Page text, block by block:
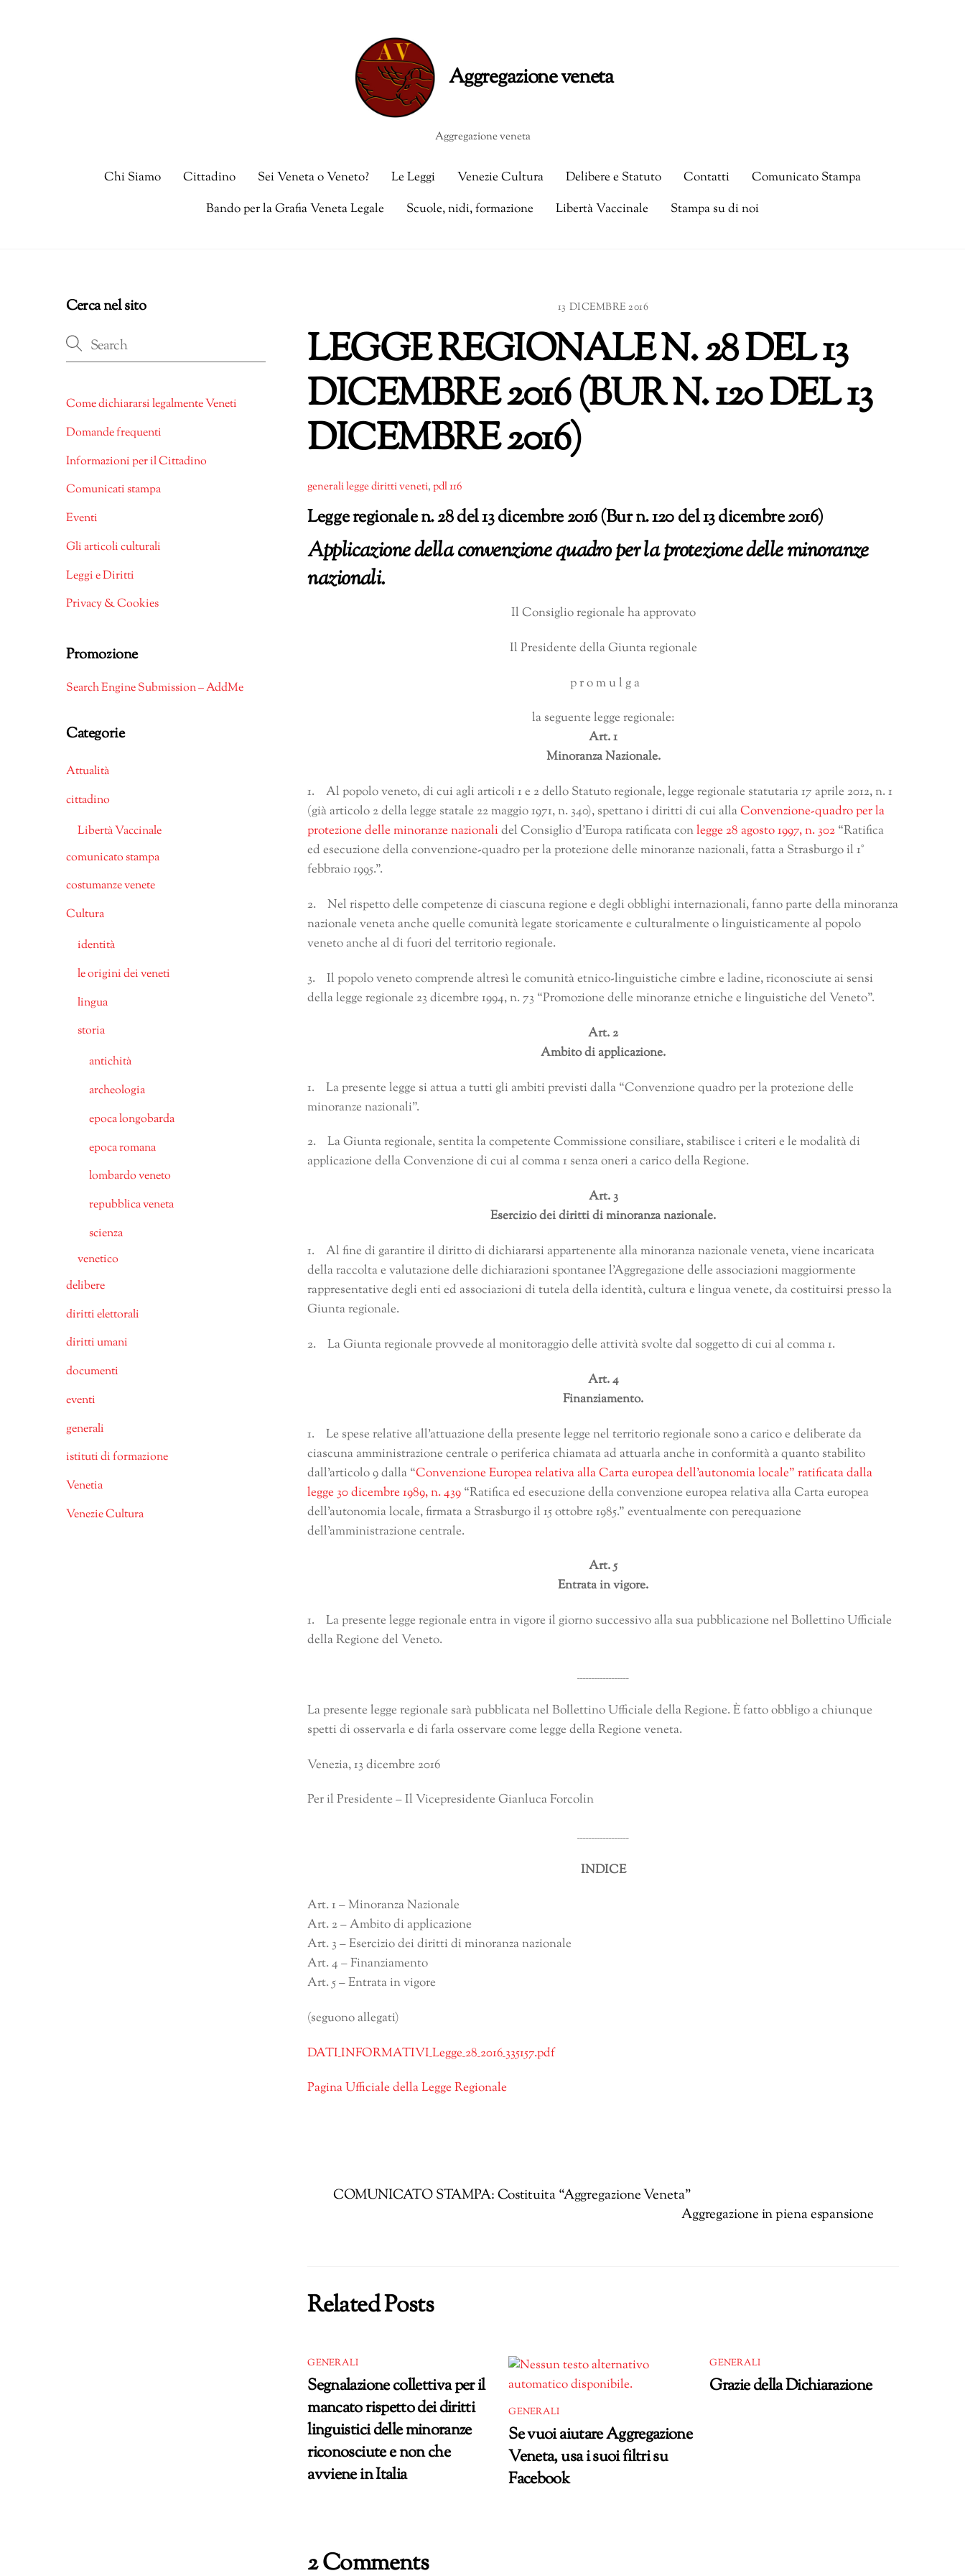
Aggregazione veneta
Chi Siamo Cittadino Sei Veneta o Veneto? Le Leggi Venezie Cultura Delibere e Statuto Contatti
Comunicato Stampa
Bando per la Grafia Veneta Legale
Scuole, nidi, formazione Libertà Vaccinale Stampa su di noi
13 DICEMBRE 2016
LEGGE REGIONALE N. 28 DEL 13
DICEMBRE 2016 (BUR N. 120 DEL 13
DICEMBRE 2016)
generalilegge diritti veneti,pdl 116
Legge regionale n. 28 del 13 dicembre 2016 (Bur n. 120 del 13 dicembre 2016)
Applicazione della convenzione quadro per la protezione delle minoranze
nazionali.
Il Consiglio regionale ha approvato
Il Presidente della Giunta regionale
p r o m u l g a
la seguente legge regionale:
Art. 1
Minoranza Nazionale.
1. Al popolo veneto, di cui agli articoli 1 e 2 dello Statuto regionale, legge regionale statutaria 17 aprile 2012, n. 1
(già articolo 2 della legge statale 22 maggio 1971, n. 340), spettano i diritti di cui allaConvenzione-quadro per la
protezione delle minoranze nazionalidel Consiglio d’Europa ratificata conlegge 28 agosto 1997, n. 302 “Ratifica
ed esecuzione della convenzione-quadro per la protezione delle minoranze nazionali, fatta a Strasburgo il 1°
febbraio 1995.”.
2. Nel rispetto delle competenze di ciascuna regione e degli obblighi internazionali, fanno parte della minoranza
nazionale veneta anche quelle comunità legate storicamente e culturalmente o linguisticamente al popolo
veneto anche al di fuori del territorio regionale.
3. Il popolo veneto comprende altresì le comunità etnico-linguistiche cimbre e ladine, riconosciute ai sensi
della legge regionale 23 dicembre 1994, n. 73 “Promozione delle minoranze etniche e linguistiche del Veneto”.
Art. 2
Ambito di applicazione.
1. La presente legge si attua a tutti gli ambiti previsti dalla “Convenzione quadro per la protezione delle
minoranze nazionali”.
2. La Giunta regionale, sentita la competente Commissione consiliare, stabilisce i criteri e le modalità di
applicazione della Convenzione di cui al comma 1 senza oneri a carico della Regione.
Art. 3
Esercizio dei diritti di minoranza nazionale.
1. Al fine di garantire il diritto di dichiararsi appartenente alla minoranza nazionale veneta, viene incaricata
della raccolta e valutazione delle dichiarazioni spontanee l’Aggregazione delle associazioni maggiormente
rappresentative degli enti ed associazioni di tutela della identità, cultura e lingua venete, da costituirsi presso la
Giunta regionale.
2. La Giunta regionale provvede al monitoraggio delle attività svolte dal soggetto di cui al comma 1.
Art. 4
Finanziamento.
1. Le spese relative all’attuazione della presente legge nel territorio regionale sono a carico e deliberate da
ciascuna amministrazione centrale o periferica chiamata ad attuarla anche in conformità a quanto stabilito
dall’articolo 9 dalla “Convenzione Europea relativa alla Carta europea dell’autonomia locale” ratificata dalla
legge 30 dicembre 1989, n. 439 “Ratifica ed esecuzione della convenzione europea relativa alla Carta europea
dell’autonomia locale, firmata a Strasburgo il 15 ottobre 1985.” eventualmente con perequazione
dell’amministrazione centrale.
Art. 5
Entrata in vigore.
1. La presente legge regionale entra in vigore il giorno successivo alla sua pubblicazione nel Bollettino Ufficiale
della Regione del Veneto.
__________________
La presente legge regionale sarà pubblicata nel Bollettino Ufficiale della Regione. È fatto obbligo a chiunque
spetti di osservarla e di farla osservare come legge della Regione veneta.
Venezia, 13 dicembre 2016
Per il Presidente – Il Vicepresidente Gianluca Forcolin
__________________
INDICE
Art. 1 – Minoranza Nazionale
Art. 2 – Ambito di applicazione
Art. 3 – Esercizio dei diritti di minoranza nazionale
Art. 4 – Finanziamento
Art. 5 – Entrata in vigore
(seguono allegati)
DATI_INFORMATIVI_Legge_28_2016_335157.pdf
Pagina Ufficiale della Legge Regionale
COMUNICATO STAMPA: Costituita “Aggregazione Veneta”
Aggregazione in piena espansione
Related Posts
GENERALI
Segnalazione collettiva per il
mancato rispetto dei diritti
linguistici delle minoranze
riconosciute e non che
avviene in Italia
GENERALI
Se vuoi aiutare Aggregazione
Veneta, usa i suoi filtri su
Facebook
GENERALI
Grazie della Dichiarazione
2 Comments
Cerca nel sito
Come dichiararsi legalmente Veneti
Domande frequenti
Informazioni per il Cittadino
Comunicati stampa
Eventi
Gli articoli culturali
Leggi e Diritti
Privacy & Cookies
Promozione
Search Engine Submission – AddMe
Categorie
Attualità
cittadino
Libertà Vaccinale
comunicato stampa
costumanze venete
Cultura
identità
le origini dei veneti
lingua
storia
antichità
archeologia
epoca longobarda
epoca romana
lombardo veneto
repubblica veneta
scienza
venetico
delibere
diritti elettorali
diritti umani
documenti
eventi
generali
istituti di formazione
Venetia
Venezie Cultura